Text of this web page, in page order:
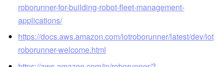
roborunner-for-building-robot-fleet-management-
applications/
https://docs.aws.amazon.com/iotroborunner/latest/dev/iot
roborunner-welcome.html